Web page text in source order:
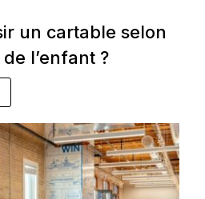
un cartable selon
l’enfant ?